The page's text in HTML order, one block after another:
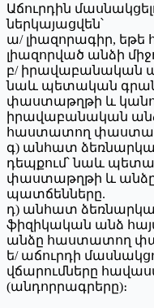
Աճուրդին
ներկայացվեն՝
ա/ լիազորագիր, եթե
լիազորված անձի
բ/ իրավաբանական
նաև պետական
փաստաթղթի և
իրավաբանական
հաստատող
գ) անհատ
դեպքում՝ նաև
փաստաթղթի և
պատճենները.
դ) անհատ
ֆիզիկական անձ
անձը հաստատող
ե/ աճուրդի
վճարումները
(անդորրագրերը)։